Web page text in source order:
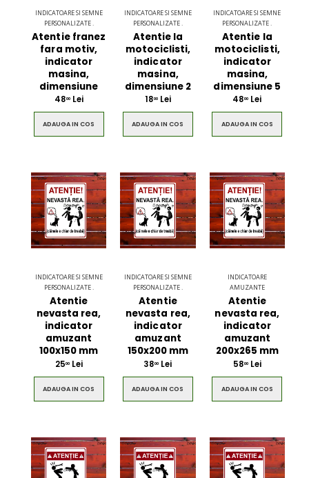
INDICATOARE SI SEMNE
PERSONALIZATE .
Atentie franez
fara motiv,
indicator
masina,
dimensiune
4800Lei
ADAUGA IN COS
INDICATOARE SI SEMNE
PERSONALIZATE .
Atentie la
motociclisti,
indicator
masina,
dimensiune 2
1800Lei
ADAUGA IN COS
INDICATOARE SI SEMNE
PERSONALIZATE .
Atentie la
motociclisti,
indicator
masina,
dimensiune 5
4800 Lei
ADAUGA IN COS
INDICATOARE SI SEMNE
PERSONALIZATE .
Atentie
nevasta rea,
indicator
amuzant
100x150 mm
2500Lei
ADAUGA IN COS
INDICATOARE SI SEMNE
PERSONALIZATE .
Atentie
nevasta rea,
indicator
amuzant
150x200 mm
3800 Lei
ADAUGA IN COS
INDICATOARE
AMUZANTE
Atentie
nevasta rea,
indicator
amuzant
200x265 mm
5800Lei
ADAUGA IN COS